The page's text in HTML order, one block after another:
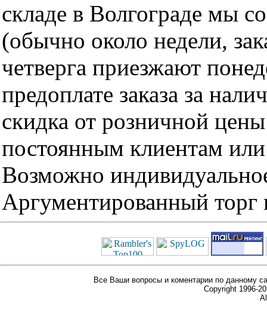
складе в Волгограде мы
(обычно около недели,
четверга приезжают
предоплате заказа за
скидка от розничной
постоянным клиентам
Возможно
Аргументированный торг
Все Ваши вопросы и коментарии по данному
Copyright 1996-